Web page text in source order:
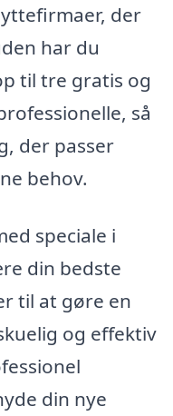
der
har du
til tre gratis og
så
der passer
behov.
speciale i
din bedste
til at gøre en
og effektiv
din nye